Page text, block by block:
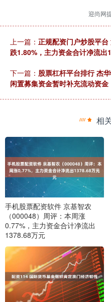
迎尚网
上一篇： 正规配资门户炒股平
跌1.80%，主力资金合计净流出
下一篇： 股票杠杆平台排行 杰
闲置募集资金暂时补充流动资金
相
手机股票配资软件 京基智农
（000048）周评：本周涨
0.77%，主力资金合计净流出
1378.68万元